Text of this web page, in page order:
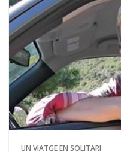
UN VIATGE EN SOLITARI